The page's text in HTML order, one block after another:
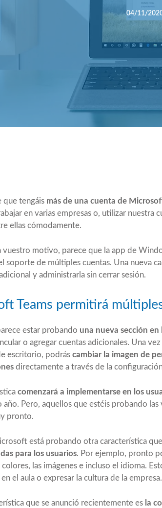
04/11/
que tengáis más de una cuenta de
en varias empresas o, utilizar nuestra
ellas cómodamente.
vuestro motivo, parece que la app de
soporte de múltiples cuentas. Una nueva
y administrarla sin cerrar sesión.
Teams permitirá
estar probando una nueva sección en
o agregar cuentas adicionales. Una
escritorio, podrás cambiar la imagen de
directamente a través de la
comenzará a implementarse en los
Pero, aquellos que estéis probando
pronto.
está probando otra característica
para los usuarios. Por ejemplo, pronto
las imágenes e incluso el idioma.
el aula o expresar la cultura de la empresa.
que se anunció recientemente es la